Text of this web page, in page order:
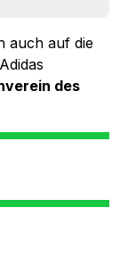
auch auf die
des